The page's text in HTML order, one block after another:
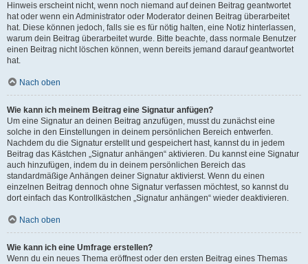
Hinweis erscheint nicht, wenn noch niemand auf deinen Beitrag geantwortet
hat oder wenn ein Administrator oder Moderator deinen Beitrag überarbeitet
hat. Diese können jedoch, falls sie es für nötig halten, eine Notiz hinterlassen,
warum dein Beitrag überarbeitet wurde. Bitte beachte, dass normale Benutzer
einen Beitrag nicht löschen können, wenn bereits jemand darauf geantwortet
hat.
Nach oben
Wie kann ich meinem Beitrag eine Signatur anfügen?
Um eine Signatur an deinen Beitrag anzufügen, musst du zunächst eine
solche in den Einstellungen in deinem persönlichen Bereich entwerfen.
Nachdem du die Signatur erstellt und gespeichert hast, kannst du in jedem
Beitrag das Kästchen „Signatur anhängen“ aktivieren. Du kannst eine Signatur
auch hinzufügen, indem du in deinem persönlichen Bereich das
standardmäßige Anhängen deiner Signatur aktivierst. Wenn du einen
einzelnen Beitrag dennoch ohne Signatur verfassen möchtest, so kannst du
dort einfach das Kontrollkästchen „Signatur anhängen“ wieder deaktivieren.
Nach oben
Wie kann ich eine Umfrage erstellen?
Wenn du ein neues Thema eröffnest oder den ersten Beitrag eines Themas